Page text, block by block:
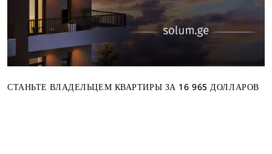
СТАНЬТЕ ВЛАДЕЛЬЦЕМ КВАРТИРЫ ЗА 16 965 ДОЛЛАРОВ